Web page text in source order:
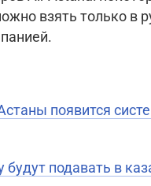
взять только в
появится
подавать в